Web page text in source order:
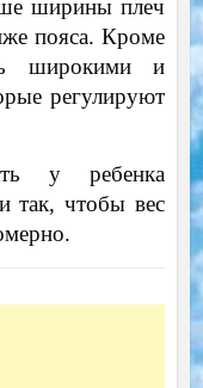
ширины плеч
пояса. Кроме
широкими и
регулируют
у ребенка
так, чтобы вес